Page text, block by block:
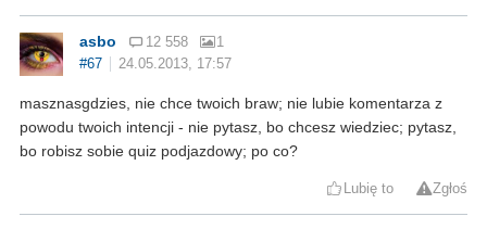
asbo 12 558
1
#67
24.05.2013, 17:57
masznasgdzies, nie chce twoich braw; nie lubie komentarza z
powodu twoich intencji - nie pytasz, bo chcesz wiedziec; pytasz,
bo robisz sobie quiz podjazdowy; po co?
Lubię to Zgłoś